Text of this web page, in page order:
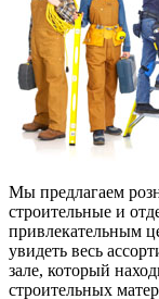
Мы предлагаем
строительные и
привлекательным
увидеть весь
зале, который
строительных